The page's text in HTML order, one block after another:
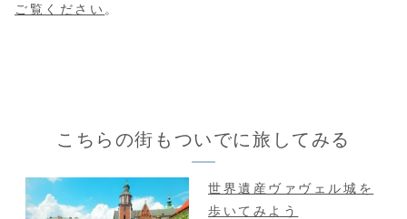
ご覧ください 。
こちらの街もついでに旅してみる
世界遺産ヴァヴェル城を
歩いてみよう